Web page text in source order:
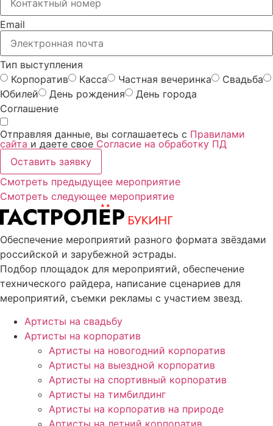
Email
Тип выступления
Корпоратив
Касса Частная вечеринка
Свадьба
Юбилей
День рождения
День города
Соглашение
Отправляя данные, вы соглашаетесь с Правилами
сайта и даете свое Согласие на обработку ПД
Оставить заявку
Смотреть предыдущее мероприятие
Смотреть следующее мероприятие
Обеспечение мероприятий разного формата звёздами
российской и зарубежной эстрады.
Подбор площадок для мероприятий, обеспечение
технического райдера, написание сценариев для
мероприятий, съемки рекламы с участием звезд.
Артисты на свадьбу
Артисты на корпоратив
Артисты на новогодний корпоратив
Артисты на выездной корпоратив
Артисты на спортивный корпоратив
Артисты на тимбилдинг
Артисты на корпоратив на природе